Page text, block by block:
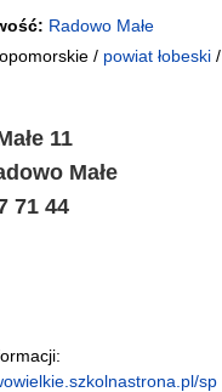
Radowo Małe
/ powiat łobeski /
11
Małe
71 44
sp